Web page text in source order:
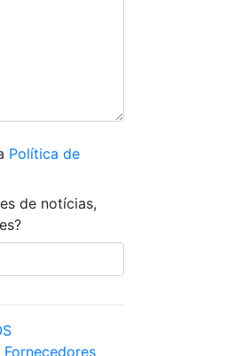
Política de
de notícias,
Fornecedores